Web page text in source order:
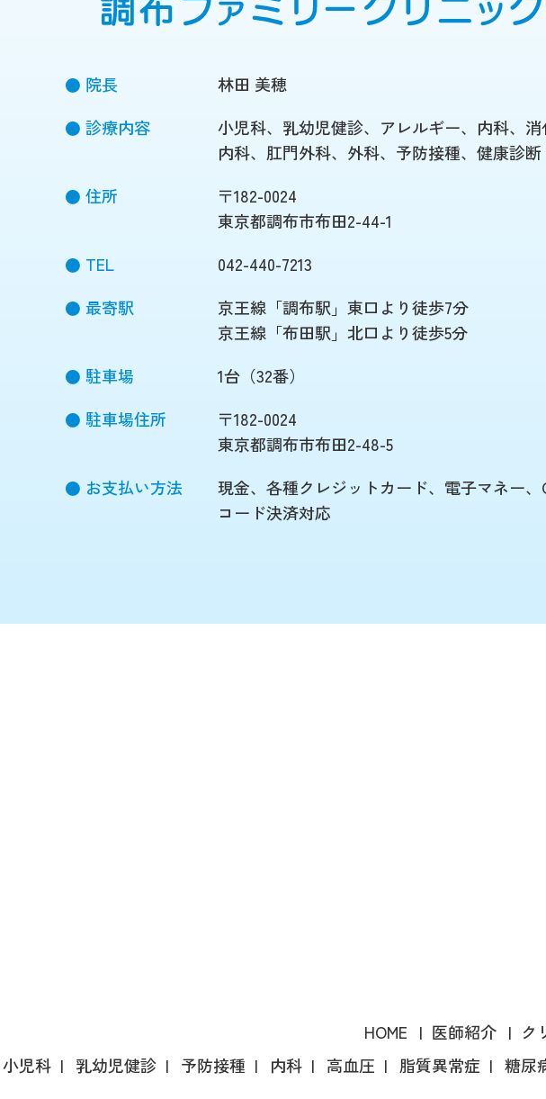
院長
林田 美穂
診療内容
小児科、乳幼児健診、アレルギー、内科、
内科、肛門外科、外科、予防接種、健康診断
住所
〒182-0024
東京都調布市布田2-44-1
TEL
042-440-7213
最寄駅
京王線「調布駅」東口より徒歩7分
京王線「布田駅」北口より徒歩5分
駐車場
1台（32番）
駐車場住所
〒182-0024
東京都調布市布田2-48-5
お支払い方法
現金、各種クレジットカード、電子マネー、
コード決済対応
HOME 医師紹介 ク
小児科
乳幼児健診 予防接種 内科 高血圧 脂質異常症 糖尿